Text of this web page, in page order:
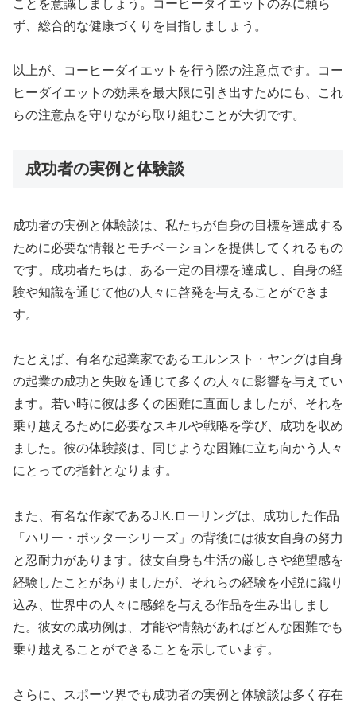
ことを意識しましょう。コーヒーダイエットのみに頼ら
ず、総合的な健康づくりを目指しましょう。
以上が、コーヒーダイエットを行う際の注意点です。コー
ヒーダイエットの効果を最大限に引き出すためにも、これ
らの注意点を守りながら取り組むことが大切です。
成功者の実例と体験談
成功者の実例と体験談は、私たちが自身の目標を達成する
ために必要な情報とモチベーションを提供してくれるもの
です。成功者たちは、ある一定の目標を達成し、自身の経
験や知識を通じて他の人々に啓発を与えることができま
す。
たとえば、有名な起業家であるエルンスト・ヤングは自身
の起業の成功と失敗を通じて多くの人々に影響を与えてい
ます。若い時に彼は多くの困難に直面しましたが、それを
乗り越えるために必要なスキルや戦略を学び、成功を収め
ました。彼の体験談は、同じような困難に立ち向かう人々
にとっての指針となります。
また、有名な作家であるJ.K.ローリングは、成功した作品
「ハリー・ポッターシリーズ」の背後には彼女自身の努力
と忍耐力があります。彼女自身も生活の厳しさや絶望感を
経験したことがありましたが、それらの経験を小説に織り
込み、世界中の人々に感銘を与える作品を生み出しまし
た。彼女の成功例は、才能や情熱があればどんな困難でも
乗り越えることができることを示しています。
さらに、スポーツ界でも成功者の実例と体験談は多く存在